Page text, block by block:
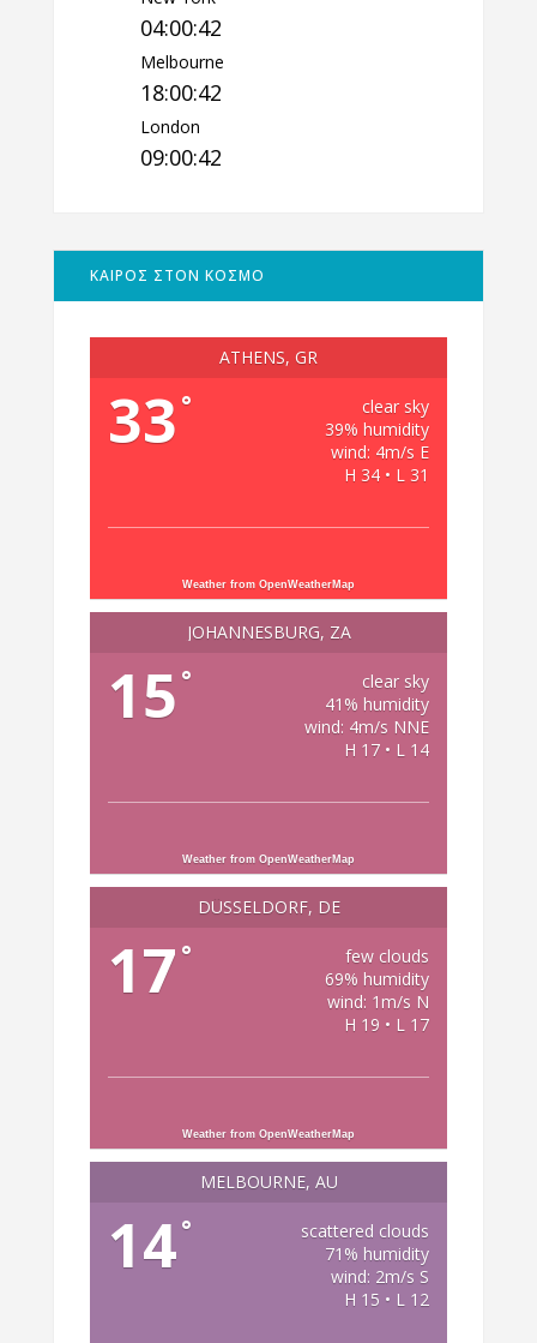
04:00:42
Melbourne
18:00:42
London
09:00:42
ΚΑΙΡΟΣ ΣΤΟΝ ΚΟΣΜΟ
ATHENS, GR
33 °
clear sky
39% humidity
wind: 4m/s E
H 34 • L 31
Weather from OpenWeatherMap
JOHANNESBURG, ZA
15 °
clear sky
41% humidity
wind: 4m/s NNE
H 17 • L 14
Weather from OpenWeatherMap
DÜSSELDORF, DE
17 °
few clouds
69% humidity
wind: 1m/s N
H 19 • L 17
Weather from OpenWeatherMap
MELBOURNE, AU
14°
scattered clouds
71% humidity
wind: 2m/s S
H 15 • L 12